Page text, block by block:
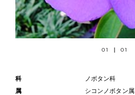
01 01
科
ノボタン科
属
シコンノボタン属